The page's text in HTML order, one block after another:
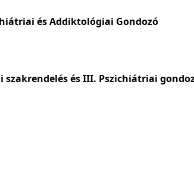
és Addiktológiai Gondozó
szakrendelés és III. Pszichiátriai